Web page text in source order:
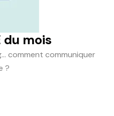
du mois
comment communiquer
?